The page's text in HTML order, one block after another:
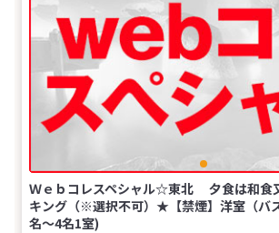
Ｗｅｂコレスペシャル☆東北 夕食は和食
キング（※選択不可）★【禁煙】洋室（バ
名～4名1室)